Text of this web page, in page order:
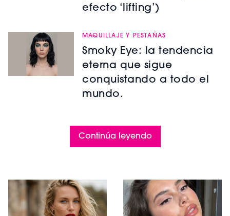
efecto ‘lifting’)
MAQUILLAJE Y PESTAÑAS
Smoky Eye: la tendencia
eterna que sigue
conquistando a todo el
mundo.
Continúa leyendo